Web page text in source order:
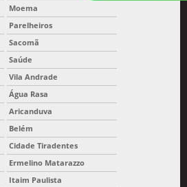
Moema
Parelheiros
Sacomã
Saúde
Vila Andrade
Água Rasa
Aricanduva
Belém
Cidade Tiradentes
Ermelino Matarazzo
Itaim Paulista